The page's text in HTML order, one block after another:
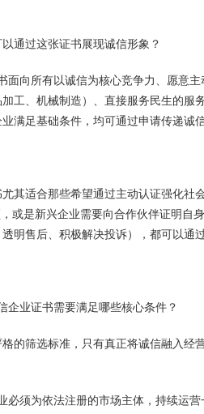
通过这张证书展现诚信形象？
面向所有以诚信为核心竞争力、愿意
工、机械制造）、直接服务民生的
满足基础条件，均可通过申请传递诚
其适合那些希望通过主动认证强化
或是新兴企业需要向合作伙伴证明
明售后、积极解决投诉），都可以通
企业证书需要满足哪些核心条件？
的筛选标准，只有真正将诚信融入经
必须为依法注册的市场主体，持续运